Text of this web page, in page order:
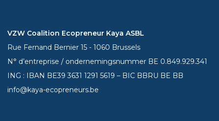
VZW Coalition Ecopreneur Kaya ASBL
Rue Fernand Bernier 15 - 1060 Brussels
N° d’entreprise / ondernemingsnummer BE 0.849.929.341
ING : IBAN BE393631 1291 5619 – BIC BBRU BE BB
info@kaya-ecopreneurs.be